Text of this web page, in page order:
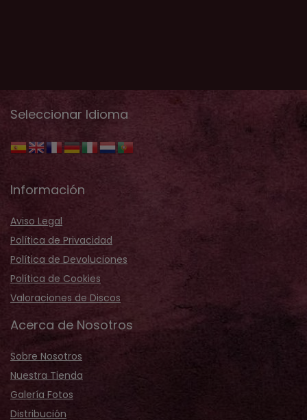
Seleccionar Idioma
Información
Aviso Legal
Política de Privacidad
Política de Devoluciones
Política de Cookies
Valoraciones de Discos
Acerca de Nosotros
Sobre Nosotros
Nuestra Tienda
Galería Fotos
Distribución